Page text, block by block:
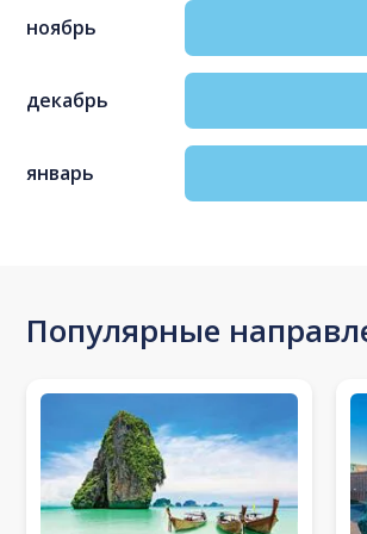
ноябрь
декабрь
январь
Популярные